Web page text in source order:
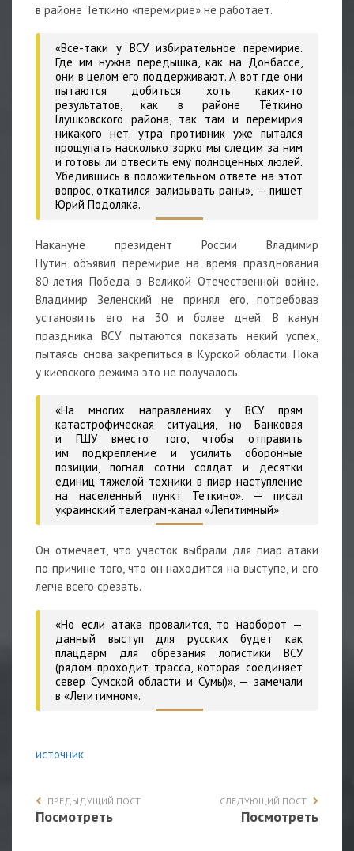
в районе Теткино «перемирие» не работает.
«Все-таки у ВСУ избирательное перемирие.
Где им нужна передышка, как на Донбассе,
они в целом его поддерживают. А вот где они
пытаются добиться хоть каких-то
результатов, как в районе Тёткино
Глушковского района, так там и перемирия
никакого нет. утра противник уже пытался
прощупать насколько зорко мы следим за ним
и готовы ли отвесить ему полноценных люлей.
Убедившись в положительном ответе на этот
вопрос, откатился зализывать раны», — пишет
Юрий Подоляка.
Накануне президент России Владимир
Путин объявил перемирие на время празднования
80-летия Победа в Великой Отечественной войне.
Владимир Зеленский не принял его, потребовав
установить его на 30 и более дней. В канун
праздника ВСУ пытаются показать некий успех,
пытаясь снова закрепиться в Курской области. Пока
у киевского режима это не получалось.
«На многих направлениях у ВСУ прям
катастрофическая ситуация, но Банковая
и ГШУ вместо того, чтобы отправить
им подкрепление и усилить оборонные
позиции, погнал сотни солдат и десятки
единиц тяжелой техники в пиар наступление
на населенный пункт Теткино»,
— писал
украинский телеграм-канал «Легитимный»
Он отмечает, что участок выбрали для пиар атаки
по причине того, что он находится на выступе, и его
легче всего срезать.
«Но если атака провалится, то наоборот —
данный выступ для русских будет как
плацдарм для обрезания логистики ВСУ
(рядом проходит трасса, которая соединяет
север Сумской области и Сумы)», — замечали
в «Легитимном».
источник
ПРЕДЫДУЩИЙ ПОСТ
Посмотреть
СЛЕДУЮЩИЙ ПОСТ
Посмотреть